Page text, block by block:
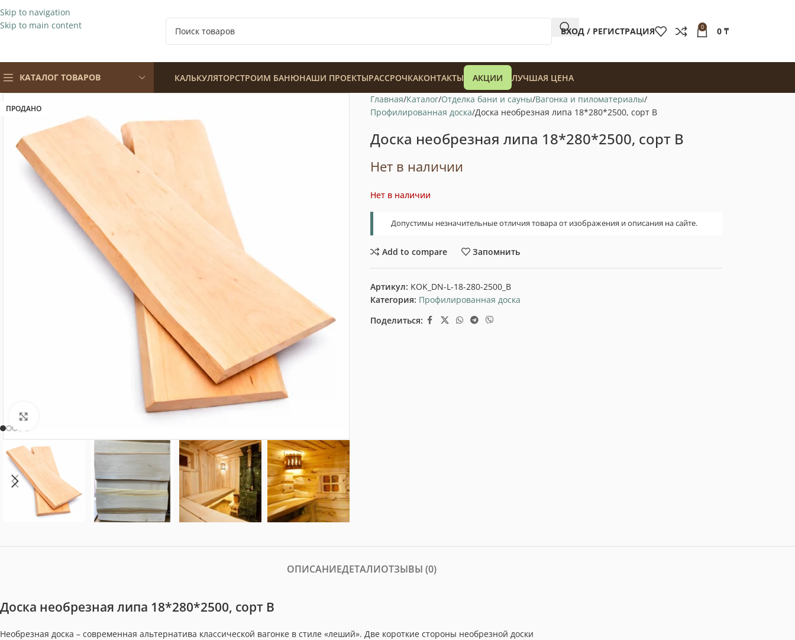
Skip to navigation
Skip to main content
ВХОД / РЕГИСТРАЦИЯ 0 0 ₸
КАТАЛОГ ТОВАРОВ КАЛЬКУЛЯТОРСТРОИМ БАНЮНАШИ ПРОЕКТЫРАССРОЧКАКОНТАКТЫ АКЦИИ ЛУЧШАЯ ЦЕНА
ПРОДАНО
Нажмите, чтобы увеличить
Главная Каталог Отделка бани и сауны Вагонка и пиломатериалы
Профилированная доска Доска необрезная липа 18*280*2500, сорт В
Доска необрезная липа 18*280*2500, сорт В
Нет в наличии
Нет в наличии
Допустимы незначительные отличия товара от изображения и описания на сайте.
Add to compare Запомнить
Артикул: KOK_DN-L-18-280-2500_B
Категория: Профилированная доска
Поделиться:
ОПИСАНИЕДЕТАЛИОТЗЫВЫ (0)
Доска необрезная липа 18*280*2500, сорт В
Необрезная доска – современная альтернатива классической вагонке в стиле «леший». Две короткие стороны необрезной доски